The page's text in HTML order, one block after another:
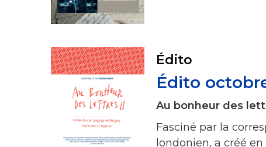
Édito
Édito
Au bonheur des
Fasciné par la
londonien, a créé